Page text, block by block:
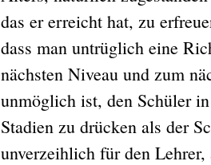
das er erreicht hat, zu
dass man untrüglich eine
nächsten Niveau und zum
unmöglich ist, den Schüler
Stadien zu drücken als der
unverzeihlich für den